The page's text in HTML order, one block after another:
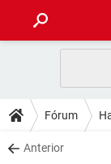
CELULAR
OUTLOOK
DICAS
JOGOS
DOWNLOADS
Fórum
Anterior